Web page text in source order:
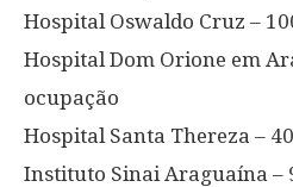
Hospital Oswaldo Cruz –
Hospital Dom Orione em
ocupação
Hospital Santa Thereza –
Instituto Sinai Araguaína –